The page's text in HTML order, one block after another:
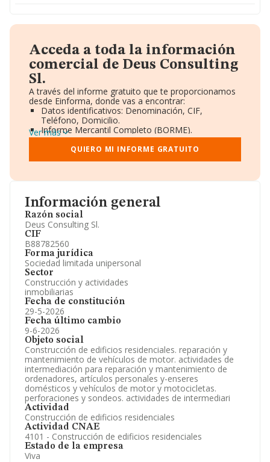
Información general
Razón social
Deus Consulting Sl.
CIF
B88782560
Forma jurídica
Sociedad limitada unipersonal
Sector
Construcción y actividades
inmobiliarias
Fecha de constitución
29-5-2026
Fecha último cambio
9-6-2026
Objeto social
Construcción de edificios residenciales. reparación y
mantenimiento de vehículos de motor. actividades de
intermediación para reparación y mantenimiento de
ordenadores, artículos personales y-enseres
domésticos y vehículos de motor y motocicletas.
perforaciones y sondeos. actividades de intermediari
Actividad
Construcción de edificios residenciales
Actividad CNAE
4101 - Construcción de edificios residenciales
Estado de la empresa
Viva
Acceda a toda la información
comercial de Deus Consulting
Sl.
A través del informe gratuito que te proporcionamos
desde Einforma, donde vas a encontrar:
Datos identificativos: Denominación, CIF,
Teléfono, Domicilio.
Informe Mercantil Completo (BORME).
Gráficos de Evolución Ventas y Empleados.
Consejo de Administración y Administradores.
Directivos y Ejecutivos.
Información oficial y registral complementaria.
Ver más
QUIERO MI INFORME GRATUITO